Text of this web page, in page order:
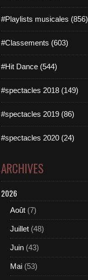
#Playlists musicales (856)
#Classements (603)
#Hit Dance (544)
#spectacles 2018 (149)
#spectacles 2019 (86)
#spectacles 2020 (24)
ARCHIVES
2026
Août (7)
Juillet (48)
Juin (43)
Mai (53)